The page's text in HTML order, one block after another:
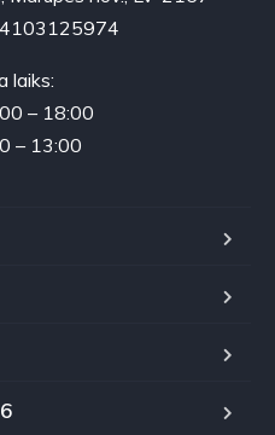
laiks:
– 18:00
– 13:00